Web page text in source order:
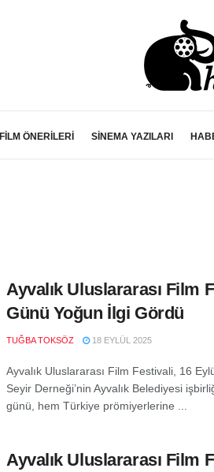
FİLM ÖNERİLERİ SİNEMA YAZILARI
Ayvalık Uluslararası Film
Günü Yoğun İlgi Gördü
TUĞBA TOKSÖZ 18 EYLÜL 2025
Ayvalık Uluslararası Film Festivali, 16
Seyir Derneği’nin Ayvalık Belediyesi
günü, hem Türkiye prömiyerlerine ...
Ayvalık Uluslararası Film